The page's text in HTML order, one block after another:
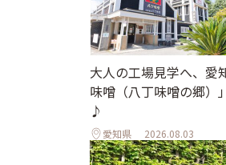
大人の工場見学へ、愛
味噌（八丁味噌の郷）
♪
愛知県 2026.08.03